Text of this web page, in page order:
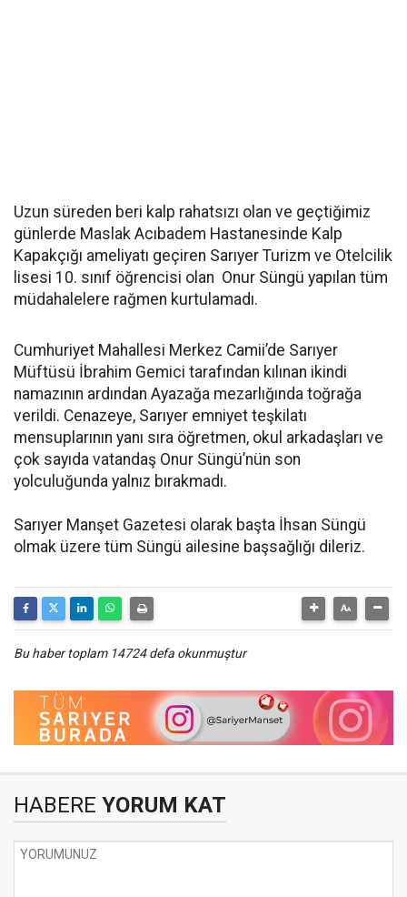
Uzun süreden beri kalp rahatsızı olan ve geçtiğimiz
günlerde Maslak Acıbadem Hastanesinde Kalp
Kapakçığı ameliyatı geçiren Sarıyer Turizm ve Otelcilik
lisesi 10. sınıf öğrencisi olan Onur Süngü yapılan tüm
müdahalelere rağmen kurtulamadı.
Cumhuriyet Mahallesi Merkez Camii’de Sarıyer
Müftüsü İbrahim Gemici tarafından kılınan ikindi
namazının ardından Ayazağa mezarlığında toğrağa
verildi. Cenazeye, Sarıyer emniyet teşkilatı
mensuplarının yanı sıra öğretmen, okul arkadaşları ve
çok sayıda vatandaş Onur Süngü’nün son
yolculuğunda yalnız bırakmadı.
Sarıyer Manşet Gazetesi olarak başta İhsan Süngü
olmak üzere tüm Süngü ailesine başsağlığı dileriz.
Bu haber toplam 14724 defa okunmuştur
HABERE YORUM KAT